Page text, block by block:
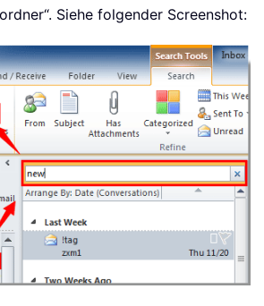
Siehe folgender Screenshot: